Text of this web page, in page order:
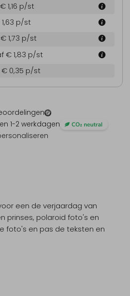
1-2 werkdagen
1,16 p/st
p/st
1,73 p/st
€ 1,83 p/st
0,35 p/st
een de verjaardag van
prinses, polaroid foto's en
foto's en pas de teksten en